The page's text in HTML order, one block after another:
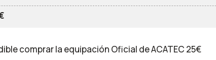
comprar la equipación Oficial de ACATEC 25€